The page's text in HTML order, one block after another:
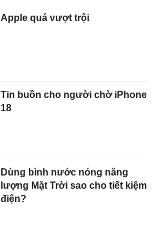
Apple quá vượt trội
Tin buồn cho người chờ iPhone
18
Dùng bình nước nóng năng
lượng Mặt Trời sao cho tiết kiệm
điện?